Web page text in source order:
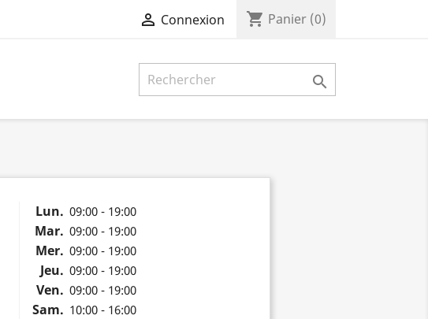
 Connexion shopping_cart Panier (0)

Lun. 09:00 - 19:00
Mar. 09:00 - 19:00
Mer. 09:00 - 19:00
Jeu. 09:00 - 19:00
Ven. 09:00 - 19:00
Sam. 10:00 - 16:00